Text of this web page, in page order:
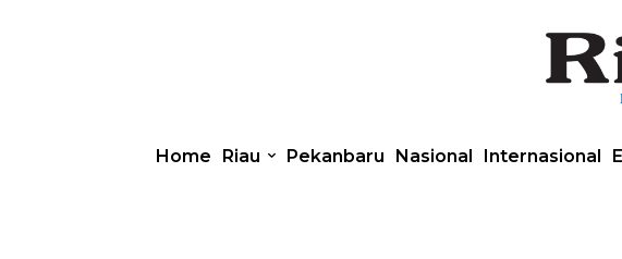
Home Riau Pekanbaru Nasional Internasional